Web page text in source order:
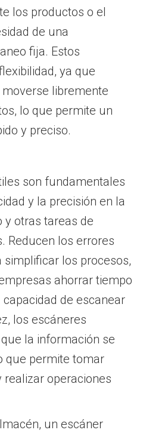
los productos o el
de una
fija. Estos
ya que
libremente
lo que permite un
y preciso.
son fundamentales
y la precisión en la
y otras tareas de
Reducen los errores
los procesos,
ahorrar tiempo
de escanear
los escáneres
la información se
que permite tomar
operaciones
un escáner